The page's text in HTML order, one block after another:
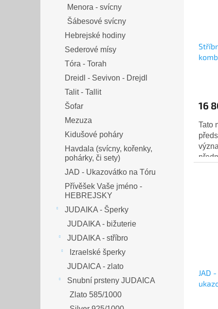
Menora - svícny
Šábesové svícny
Hebrejské hodiny
Sederové mísy
Tóra - Torah
Dreidl - Sevivon - Drejdl
Talit - Tallit
Šofar
Mezuza
Kidušové poháry
Havdala (svícny, kořenky,
pohárky, či sety)
JAD - Ukazovátko na Tóru
Přívěšek Vaše jméno -
HEBREJSKY
JUDAIKA - Šperky
JUDAIKA - bižuterie
JUDAIKA - stříbro
Izraelské šperky
JUDAICA - zlato
Snubní prsteny JUDAICA
Zlato 585/1000
16
Tato
JAD